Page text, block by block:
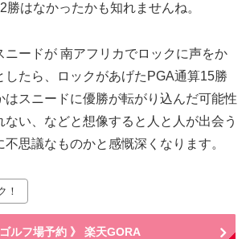
勝はなかったかも知れませんね。
ニードが 南アフリカでロックに声をか
したら、ロックがあげたPGA通算15勝
はスニードに優勝が転がり込んだ可能性
ない、などと想像すると人と人が出会う
思議なものかと感慨深くなります。
！
ゴルフ場予約 》 楽天GORA